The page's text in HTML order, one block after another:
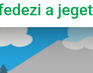
a jeget